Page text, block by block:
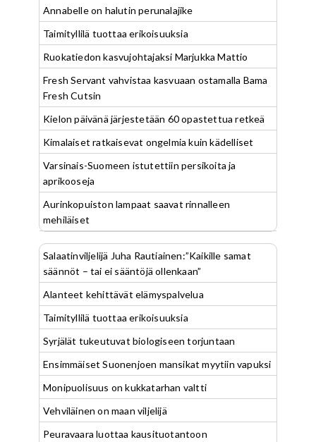
Annabelle on halutin perunalajike
Taimityllilä tuottaa erikoisuuksia
Ruokatiedon kasvujohtajaksi Marjukka Mattio
Fresh Servant vahvistaa kasvuaan ostamalla Bama
Fresh Cutsin
Kielon päivänä järjestetään 60 opastettua retkeä
Kimalaiset ratkaisevat ongelmia kuin kädelliset
Varsinais-Suomeen istutettiin persikoita ja
aprikooseja
Aurinkopuiston lampaat saavat rinnalleen
mehiläiset
Salaatinviljelijä Juha Rautiainen:”Kaikille samat
säännöt – tai ei sääntöjä ollenkaan”
Alanteet kehittävät elämyspalvelua
Taimityllilä tuottaa erikoisuuksia
Syrjälät tukeutuvat biologiseen torjuntaan
Ensimmäiset Suonenjoen mansikat myytiin vapuksi
Monipuolisuus on kukkatarhan valtti
Vehviläinen on maan viljelijä
Peuravaara luottaa kausituotantoon